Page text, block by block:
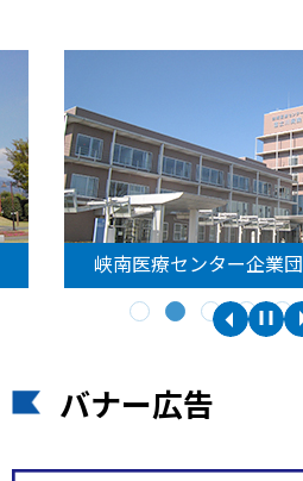
峡南医療センター企業団
バナー広告